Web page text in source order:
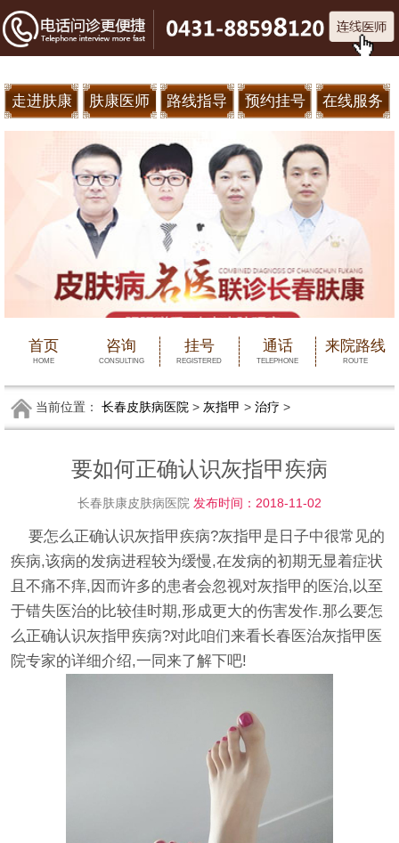
走进肤康 肤康医师 路线指导 预约挂号 在线服务
首页
HOME
咨询
CONSULTING
挂号
REGISTERED
通话
TELEPHONE
来院路线
ROUTE
当前位置： 长春皮肤病医院> 灰指甲 > 治疗 >
要如何正确认识灰指甲疾病
长春肤康皮肤病医院 发布时间：2018-11-02
要怎么正确认识灰指甲疾病?灰指甲是日子中很常见的
疾病,该病的发病进程较为缓慢,在发病的初期无显着症状
且不痛不痒,因而许多的患者会忽视对灰指甲的医治,以至
于错失医治的比较佳时期,形成更大的伤害发作.那么要怎
么正确认识灰指甲疾病?对此咱们来看长春医治灰指甲医
院专家的详细介绍,一同来了解下吧!